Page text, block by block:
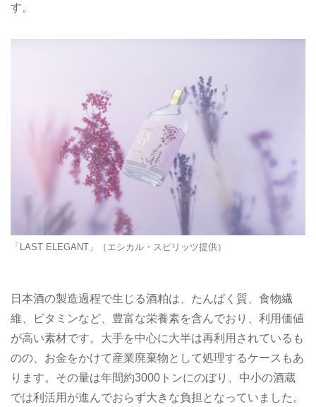
す。
「LAST ELEGANT」（エシカル・スピリッツ提供）
日本酒の製造過程で生じる酒粕は、たんぱく質、食物繊
維、ビタミンなど、豊富な栄養素を含んでおり、利用価値
が高い素材です。大手を中心に大半は再利用されているも
のの、お金をかけて産業廃棄物として処理するケースもあ
ります。その量は年間約3000トンにのぼり、中小の酒蔵
では利活用が進んでおらず大きな負担となっていました。